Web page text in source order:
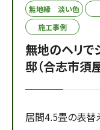
無地縁 淡い色
施工事例
無地のヘリ
邸（合志市須
居間4.5畳の表替